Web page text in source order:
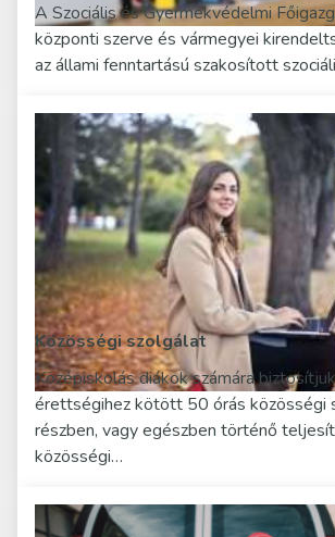
A Szociális és Gyermekvédelmi
központi szerve és vármegyei
az állami fenntartású szakosított
Közösségi szolgálat
Középiskolás diákok számára
érettségihez kötött 50 órás közösségi
részben, vagy egészben történő
közösségi…